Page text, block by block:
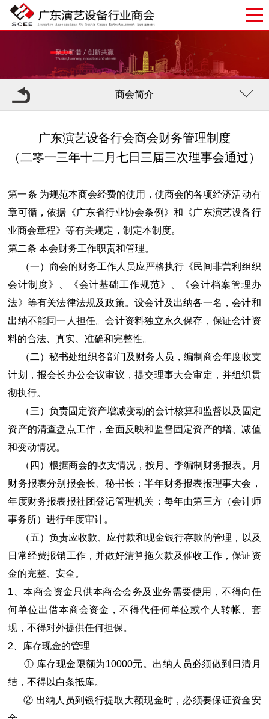
商会简介
广东演艺设备行会商会财务管理制度
（二零一三年十二月七日三届三次理事会通过）
第一条 为规范本商会经费的使用，使商会的各项经济活动有
章可循，依据《广东省行业协会条例》和《广东演艺设备行
业商会章程》等有关规定，制定本制度。
第二条 本会财务工作职责和管理。
（一）商会的财务工作人员应严格执行《民间非营利组织
会计制度》、《会计基础工作规范》、《会计档案管理办
法》等有关法律法规及政策。设会计及出纳各一名，会计和
出纳不能同一人担任。会计资料独立永久保存，保证会计资
料的合法、真实、准确和完整性。
（二）秘书处组织各部门及财务人员，编制商会年度收支
计划，报会长办公会议审议，提交理事大会审定，并组织贯
彻执行。
（三）负责固定资产增减变动的会计核算和监督以及固定
资产的清查盘点工作，全面反映和监督固定资产的增、减值
和变动情况。
（四）根据商会的收支情况，按月、季编制财务报表。月
财务报表分别报会长、秘书长；半年财务报表报理事大会，
年度财务报表报社团登记管理机关；每年由第三方（会计师
事务所）进行年度审计。
（五）负责应收款、应付款和现金银行存款的管理，以及
日常经费报销工作，并做好清算拖欠款及催收工作，保证资
金的完整、安全。
1、本商会资金只供本商会会务及业务需要使用，不得向任
何单位出借本商会资金，不得代任何单位或个人转帐、套
现，不得对外提供任何担保。
2、库存现金的管理
① 库存现金限额为10000元。出纳人员必须做到日清月
结，不得以白条抵库。
② 出纳人员到银行提取大额现金时，必须要保证资金安